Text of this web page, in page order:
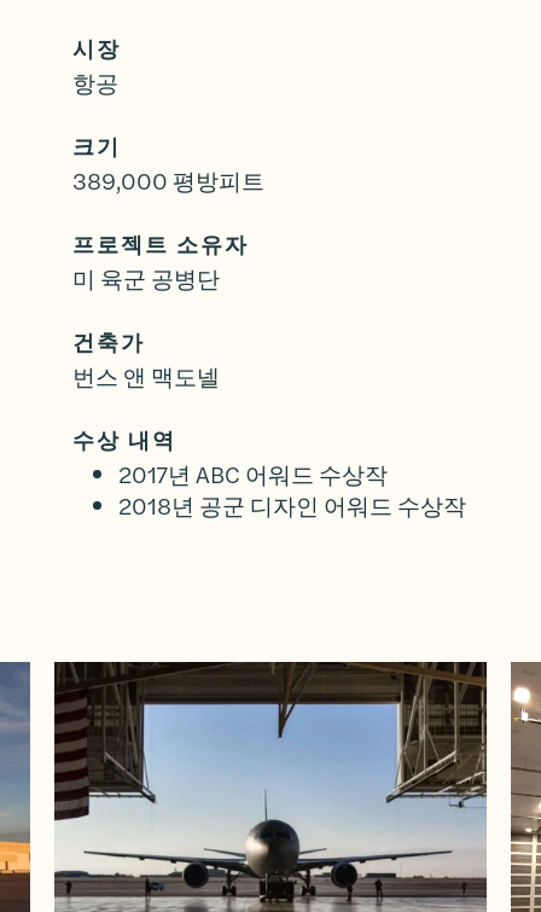
시장
항공
크기
389,000 평방피트
프로젝트 소유자
미 육군 공병단
건축가
번스 앤 맥도넬
수상 내역
2017년 ABC 어워드 수상작
2018년 공군 디자인 어워드 수상작